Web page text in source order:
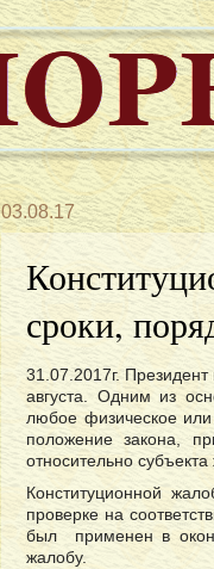
03.08.17
сроки,
31.07.2017г.
августа. Одним из
любое физическое
положение закона,
относительно
Конституционной
проверке на
был применен в
жалобу.